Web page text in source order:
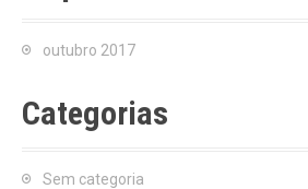
outubro 2017
Categorias
Sem categoria